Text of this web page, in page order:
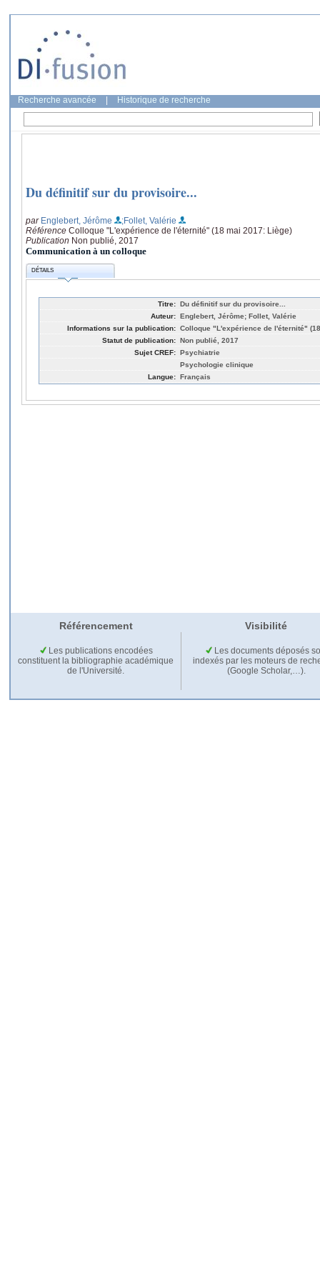
Recherche avancée Historique de recherche
Du définitif sur du provisoire...
par Englebert, Jérôme
;Follet, Valérie
Référence Colloque "L'expérience de l'éternité" (18 mai 2017: Liège)
Publication Non publié, 2017
Communication à un colloque
DÉTAILS
Titre: Du définitif sur du provisoire...
Auteur: Englebert, Jérôme; Follet, Valérie
Informations sur la publication: Colloque "L'expérience de l'éternité"
Statut de publication: Non publié, 2017
Sujet CREF: Psychiatrie
Psychologie clinique
Langue: Français
Référencement Visibilité
Les publications encodées
constituent la bibliographie académique
de l'Université.
Les documents déposés
indexés par les moteurs de
(Google Scholar,…).